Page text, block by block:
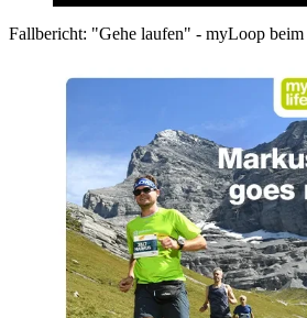
Fallbericht: "Gehe laufen" - myLoop beim